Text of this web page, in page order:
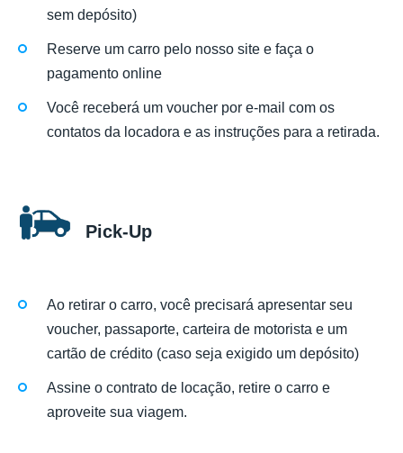
sem depósito)
Reserve um carro pelo nosso site e faça o
pagamento online
Você receberá um voucher por e-mail com os
contatos da locadora e as instruções para a retirada.
Pick-Up
Ao retirar o carro, você precisará apresentar seu
voucher, passaporte, carteira de motorista e um
cartão de crédito (caso seja exigido um depósito)
Assine o contrato de locação, retire o carro e
aproveite sua viagem.